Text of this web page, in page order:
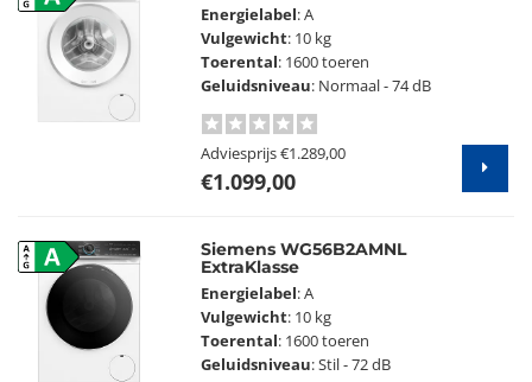
Energielabel: A
Vulgewicht: 10 kg
Toerental: 1600 toeren
Geluidsniveau: Normaal - 74 dB
Adviesprijs€1.289,00
€1.099,00
Siemens WG56B2AMNL
ExtraKlasse
Energielabel: A
Vulgewicht: 10 kg
Toerental: 1600 toeren
Geluidsniveau: Stil - 72 dB